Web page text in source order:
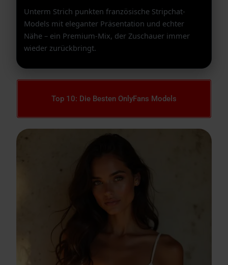
Unterm Strich punkten französische Stripchat-
Models mit eleganter Präsentation und echter
Nähe – ein Premium-Mix, der Zuschauer immer
wieder zurückbringt.
Top 10: Die Besten OnlyFans Models